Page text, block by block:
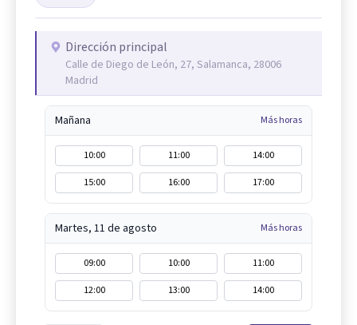
Dirección principal
Calle de Diego de León, 27, Salamanca, 28006
Madrid
Mañana Más horas
10:00 11:00
14:00
15:00
16:00 17:00
Martes, 11 de agosto Más horas
09:00 10:00
11:00
12:00
13:00 14:00